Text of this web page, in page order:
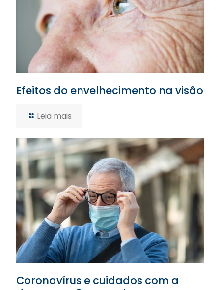
Efeitos do envelhecimento na visão
Leia mais
Coronavírus e cuidados com a